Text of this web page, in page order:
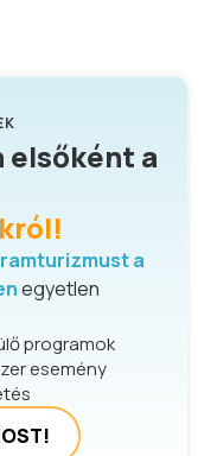
elsőként a
a
egyetlen
programok
esemény